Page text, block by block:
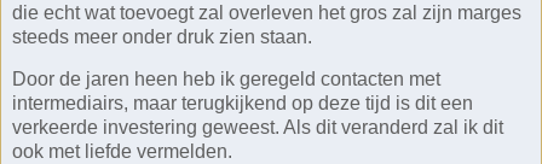
die echt wat toevoegt zal overleven het gros zal zijn marges
steeds meer onder druk zien staan.
Door de jaren heen heb ik geregeld contacten met
intermediairs, maar terugkijkend op deze tijd is dit een
verkeerde investering geweest. Als dit veranderd zal ik dit
ook met liefde vermelden.